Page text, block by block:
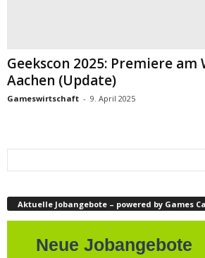
Geekscon 2025: Premiere am
Aachen (Update)
Gameswirtschaft - 9. April 2025
Aktuelle Jobangebote – powered by Games